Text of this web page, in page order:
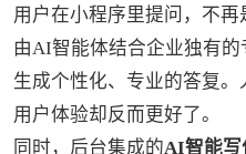
用户在小程序里提问，不
由AI智能体结合企业独有的
生成个性化、专业的答复。
用户体验却反而更好了。
同时，后台集成的AI智能写